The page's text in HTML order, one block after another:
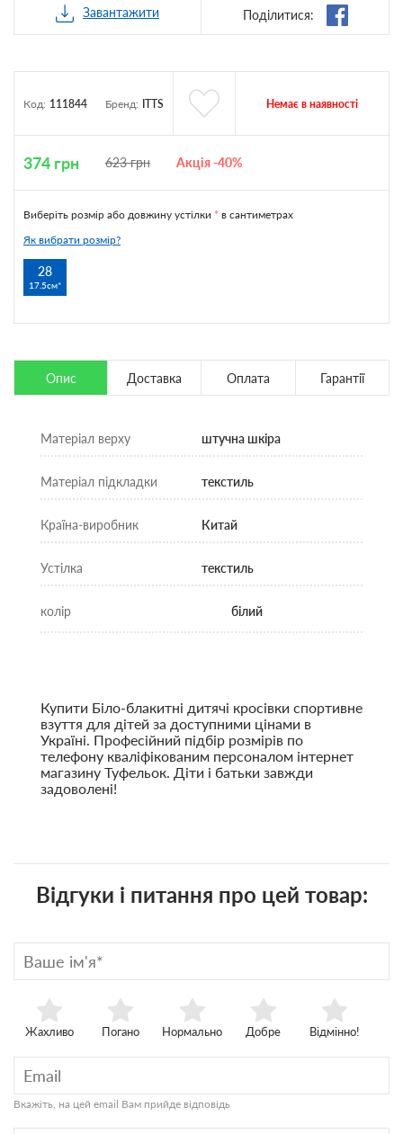
Завантажити Поділитися:
Код: 111844 Бренд: ITTS Немає в наявності
374 грн 623грн Акція -40%
Виберіть розмір або довжину устілки * в сантиметрах
Як вибрати розмір?
28
17.5см
Опис Доставка Оплата Гарантії
Матеріал верху штучна шкіра
Матеріал підкладки текстиль
Країна-виробник Китай
Устілка текстиль
колір білий
Купити Біло-блакитні дитячі кросівки спортивне
взуття для дітей за доступними цінами в
Україні. Професійний підбір розмірів по
телефону кваліфікованим персоналом інтернет
магазину Туфельок. Діти і батьки завжди
задоволені!
Відгуки і питання про цей товар:
Жахливо Погано Нормально Добре Відмінно!
Вкажіть, на цей email Вам прийде відповідь